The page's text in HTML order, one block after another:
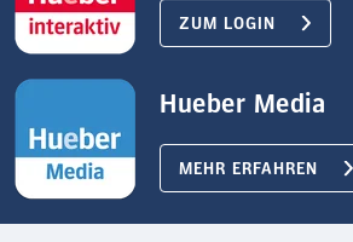
ZUM LOGIN
Hueber Media
MEHR ERFAHREN